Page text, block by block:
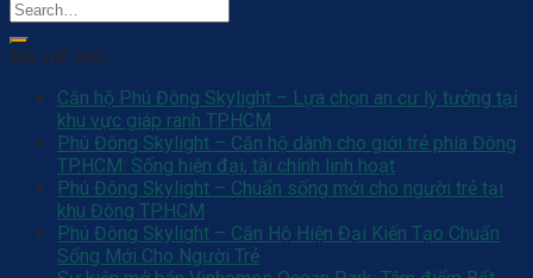
Bài viết mới
Căn hộ Phú Đông Skylight – Lựa chọn an cư lý tưởng tại
khu vực giáp ranh TP.HCM
Phú Đông Skylight – Căn hộ dành cho giới trẻ phía Đông
TP.HCM: Sống hiện đại, tài chính linh hoạt
Phú Đông Skylight – Chuẩn sống mới cho người trẻ tại
khu Đông TP.HCM
Phú Đông Skylight – Căn Hộ Hiện Đại Kiến Tạo Chuẩn
Sống Mới Cho Người Trẻ